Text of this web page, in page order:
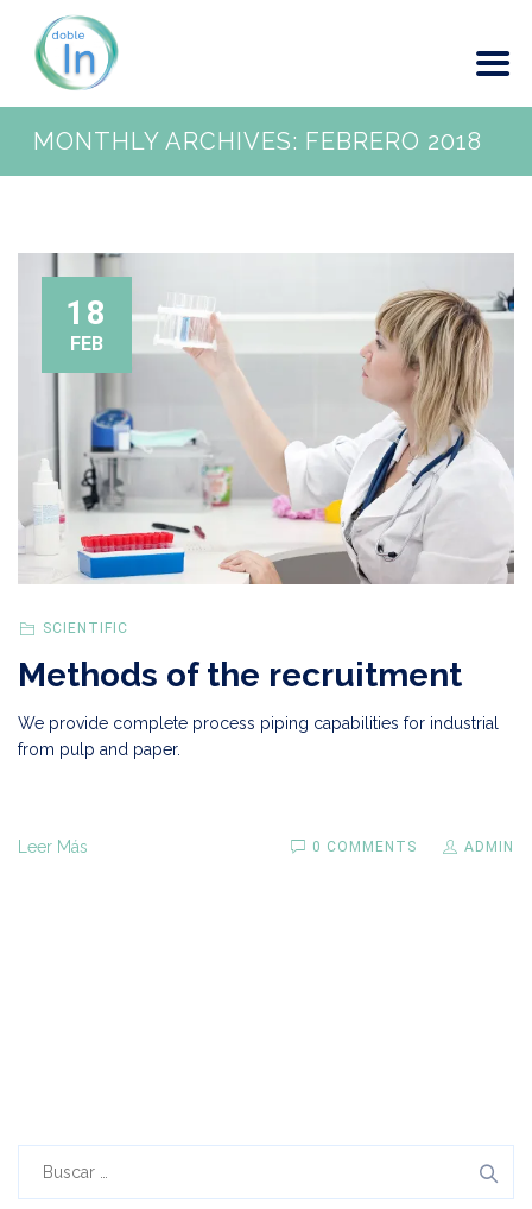
MONTHLY ARCHIVES: FEBRERO 2018
18
FEB
SCIENTIFIC
Methods of the recruitment
We provide complete process piping capabilities for industrial
from pulp and paper.
Leer Más 0 COMMENTS ADMIN